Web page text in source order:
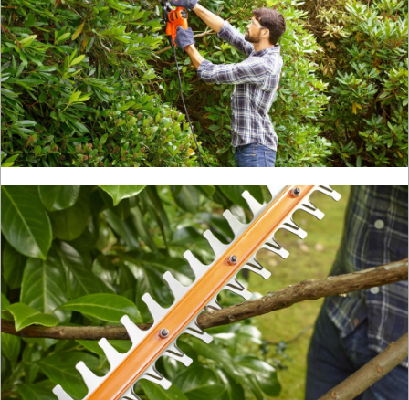
ODZIEŻ
ROBOCZA
I
BHP
SPRZĘT
AGD
OGRODNICZE
NARZĘDZIA
PILARKI-
KOSIARKI-
KOSY
MYJKI
CIŚNIENIOWE